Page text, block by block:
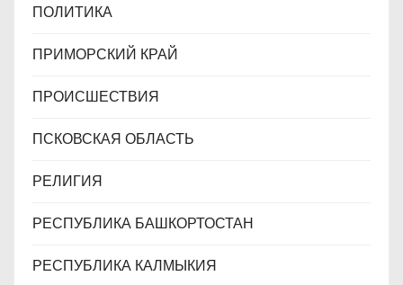
ПОЛИТИКА
ПРИМОРСКИЙ КРАЙ
ПРОИСШЕСТВИЯ
ПСКОВСКАЯ ОБЛАСТЬ
РЕЛИГИЯ
РЕСПУБЛИКА БАШКОРТОСТАН
РЕСПУБЛИКА КАЛМЫКИЯ